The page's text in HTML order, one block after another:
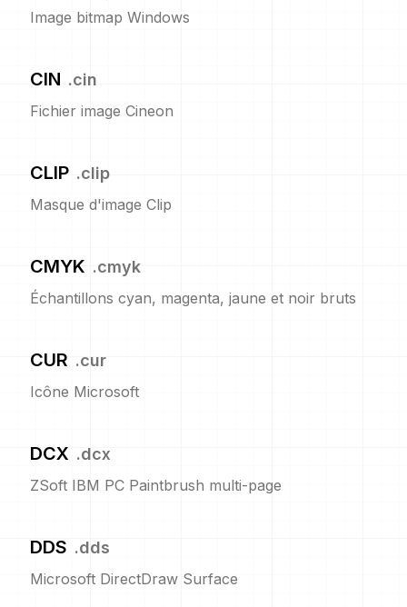
Image bitmap Windows
CIN .cin
Fichier image Cineon
CLIP .clip
Masque d'image Clip
CMYK .cmyk
Échantillons cyan, magenta, jaune et noir bruts
CUR .cur
Icône Microsoft
DCX .dcx
ZSoft IBM PC Paintbrush multi-page
DDS .dds
Microsoft DirectDraw Surface